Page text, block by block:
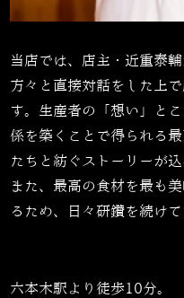
当店では、店主・近重泰
方々と直接対話をした上
す。生産者の「想い」と
係を築くことで得られる
たちと紡ぐストーリーが
また、最高の食材を最も
るため、日々研鑽を続けて
六本木駅より徒歩10分。